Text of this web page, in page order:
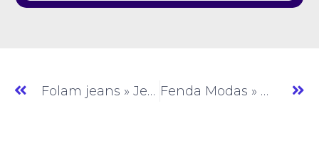
Folam jeans » Jeans » CE » (#AM284) Fenda Modas » Moda Feminina » CE » (#AM286)